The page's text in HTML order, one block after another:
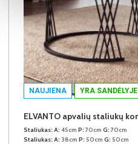
NAUJIENA YRA SANDĖLYJE
Staliukas: A: 45cm P: 70cm G: 70cm
Staliukas: A: 38cm P: 50cm G: 50cm